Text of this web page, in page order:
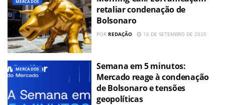
MERCADOS
retaliar condenação de
Bolsonaro
POR REDAÇÃO 16 DE SETEMBRO DE 2025
MERCADOS
Semana em 5 minutos:
Mercado reage à condenação
de Bolsonaro e tensões
geopolíticas